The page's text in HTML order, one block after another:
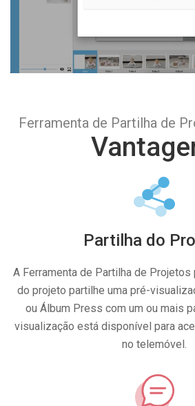
Ferramenta de Partilha de
Partilha do
A Ferramenta de Partilha de
do projeto partilhe uma pré-
ou Álbum Press com um ou mais
visualização está disponível para
no telemóvel.